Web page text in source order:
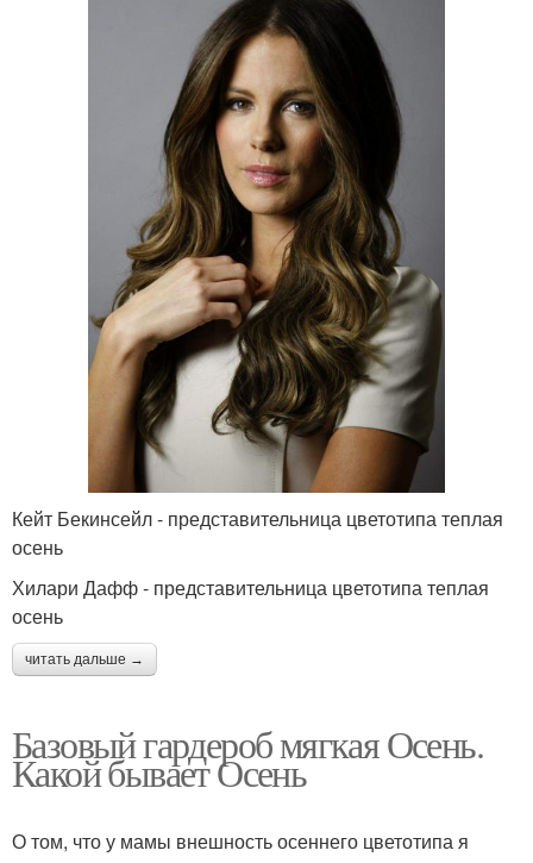
Кейт Бекинсейл - представительница цветотипа теплая
осень
Хилари Дафф - представительница цветотипа теплая
осень
читать дальше →
Базовый гардероб мягкая Осень.
Какой бывает Осень
О том, что у мамы внешность осеннего цветотипа я